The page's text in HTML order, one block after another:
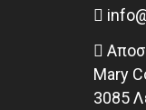
Mary
3085